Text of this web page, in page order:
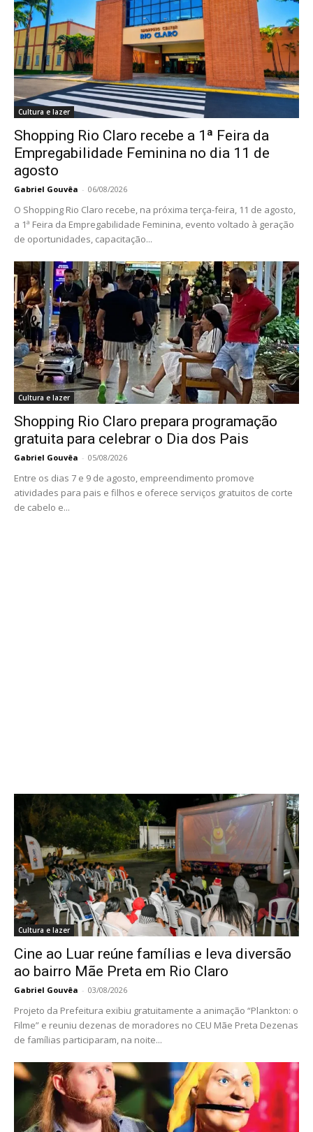
Cultura e lazer
Shopping Rio Claro recebe a 1ª Feira da
Empregabilidade Feminina no dia 11 de
agosto
Gabriel Gouvêa - 06/08/2026
O Shopping Rio Claro recebe, na próxima terça-feira, 11 de agosto,
a 1ª Feira da Empregabilidade Feminina, evento voltado à geração
de oportunidades, capacitação...
Cultura e lazer
Shopping Rio Claro prepara programação
gratuita para celebrar o Dia dos Pais
Gabriel Gouvêa - 05/08/2026
Entre os dias 7 e 9 de agosto, empreendimento promove
atividades para pais e filhos e oferece serviços gratuitos de corte
de cabelo e...
Cultura e lazer
Cine ao Luar reúne famílias e leva diversão
ao bairro Mãe Preta em Rio Claro
Gabriel Gouvêa - 03/08/2026
Projeto da Prefeitura exibiu gratuitamente a animação “Plankton: o
Filme” e reuniu dezenas de moradores no CEU Mãe Preta Dezenas
de famílias participaram, na noite...